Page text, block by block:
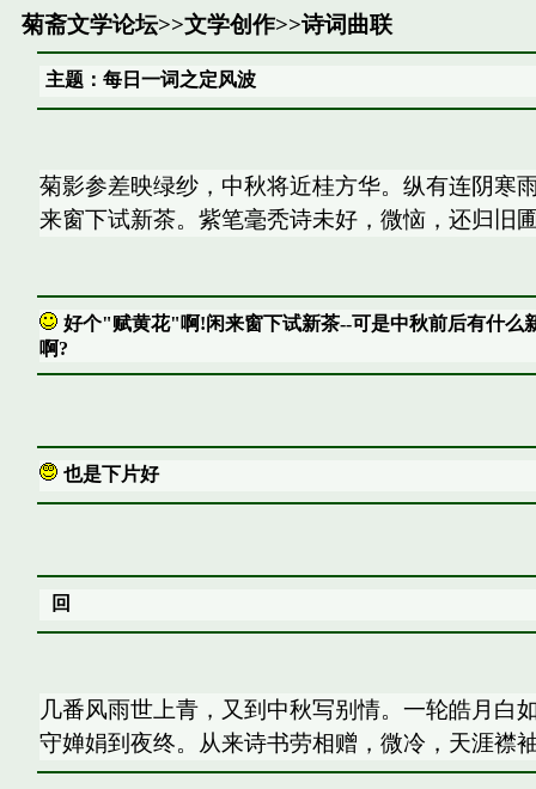
菊斋文学论坛>>文学创作>>诗词曲联
主题：每日一词之定风波
菊影参差映绿纱，中秋将近桂方华。纵有连阴寒
来窗下试新茶。紫笔毫秃诗未好，微恼，还归旧
好个"赋黄花"啊!闲来窗下试新茶--可是中秋前后有什么
啊?
也是下片好
回
几番风雨世上青，又到中秋写别情。一轮皓月白
守婵娟到夜终。从来诗书劳相赠，微冷，天涯襟